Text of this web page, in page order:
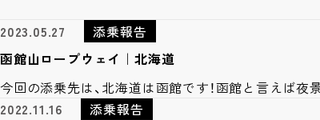
2023.05.27
添乗報告
函館山ロープウェイ｜北海道
今回の添乗先は、北海道は函館です！函館と言えば
2022.11.16
添乗報告